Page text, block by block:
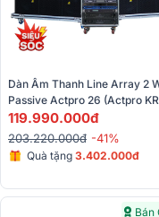
Dàn Âm Thanh Line Array 2
Passive Actpro 26 (Actpro
New, Actpro KR28F New,
QD4.13, Alto Live1604,...)
119.990.000đ
203.220.000đ -41%
Quà tặng 3.402.000đ
Bán